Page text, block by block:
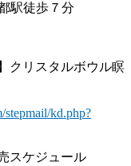
駅徒歩７分
リスタルボウル瞑
stepmail/kd.php?
スケジュール